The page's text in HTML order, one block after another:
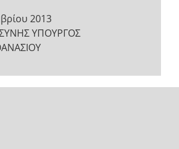
2013
ΥΠΟΥΡΓΟΣ